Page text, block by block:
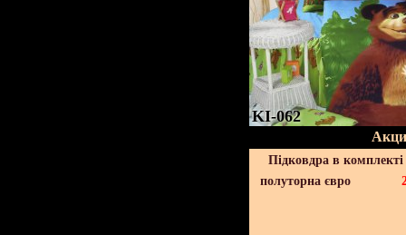
KI-062
Підковдра в
полуторна євро